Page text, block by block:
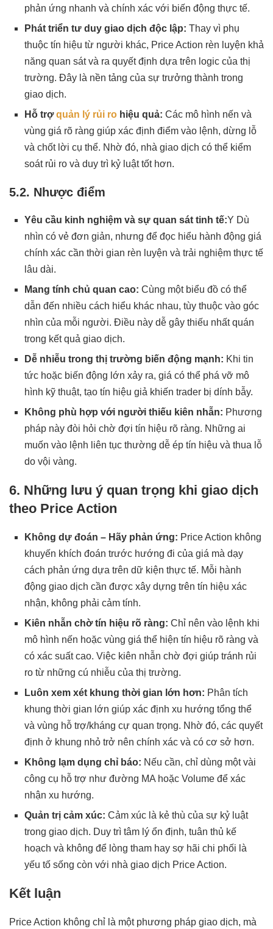
phản ứng nhanh và chính xác với biến động thực tế.
Phát triển tư duy giao dịch độc lập: Thay vì phụ
thuộc tín hiệu từ người khác, Price Action rèn luyện khả
năng quan sát và ra quyết định dựa trên logic của thị
trường. Đây là nền tảng của sự trưởng thành trong
giao dịch.
Hỗ trợquản lý rủi ro hiệu quả: Các mô hình nến và
vùng giá rõ ràng giúp xác định điểm vào lệnh, dừng lỗ
và chốt lời cụ thể. Nhờ đó, nhà giao dịch có thể kiểm
soát rủi ro và duy trì kỷ luật tốt hơn.
5.2. Nhược điểm
Yêu cầu kinh nghiệm và sự quan sát tinh tế:Y Dù
nhìn có vẻ đơn giản, nhưng để đọc hiểu hành động giá
chính xác cần thời gian rèn luyện và trải nghiệm thực tế
lâu dài.
Mang tính chủ quan cao: Cùng một biểu đồ có thể
dẫn đến nhiều cách hiểu khác nhau, tùy thuộc vào góc
nhìn của mỗi người. Điều này dễ gây thiếu nhất quán
trong kết quả giao dịch.
Dễ nhiễu trong thị trường biến động mạnh: Khi tin
tức hoặc biến động lớn xảy ra, giá có thể phá vỡ mô
hình kỹ thuật, tạo tín hiệu giả khiến trader bị dính bẫy.
Không phù hợp với người thiếu kiên nhẫn: Phương
pháp này đòi hỏi chờ đợi tín hiệu rõ ràng. Những ai
muốn vào lệnh liên tục thường dễ ép tín hiệu và thua lỗ
do vội vàng.
6. Những lưu ý quan trọng khi giao dịch
theo Price Action
Không dự đoán – Hãy phản ứng: Price Action không
khuyến khích đoán trước hướng đi của giá mà dạy
cách phản ứng dựa trên dữ kiện thực tế. Mỗi hành
động giao dịch cần được xây dựng trên tín hiệu xác
nhận, không phải cảm tính.
Kiên nhẫn chờ tín hiệu rõ ràng: Chỉ nên vào lệnh khi
mô hình nến hoặc vùng giá thể hiện tín hiệu rõ ràng và
có xác suất cao. Việc kiên nhẫn chờ đợi giúp tránh rủi
ro từ những cú nhiễu của thị trường.
Luôn xem xét khung thời gian lớn hơn: Phân tích
khung thời gian lớn giúp xác định xu hướng tổng thể
và vùng hỗ trợ/kháng cự quan trọng. Nhờ đó, các quyết
định ở khung nhỏ trở nên chính xác và có cơ sở hơn.
Không lạm dụng chỉ báo: Nếu cần, chỉ dùng một vài
công cụ hỗ trợ như đường MA hoặc Volume để xác
nhận xu hướng.
Quản trị cảm xúc: Cảm xúc là kẻ thù của sự kỷ luật
trong giao dịch. Duy trì tâm lý ổn định, tuân thủ kế
hoạch và không để lòng tham hay sợ hãi chi phối là
yếu tố sống còn với nhà giao dịch Price Action.
Kết luận
Price Action không chỉ là một phương pháp giao dịch, mà